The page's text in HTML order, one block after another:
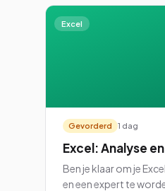
Excel
Gevorderd 1 dag
Excel: Analyse
Ben je klaar om je
en een expert te